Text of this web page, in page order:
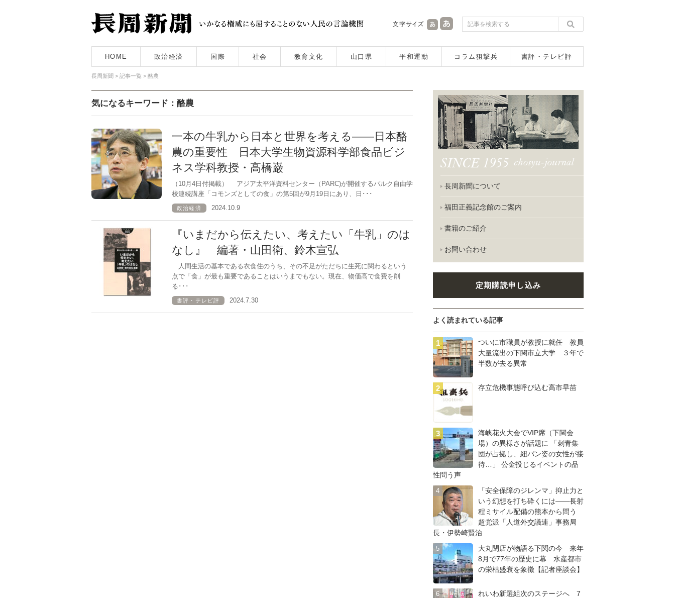
HOME 政治経済 国際 社会 教育文化 山口県 平和運動 コラム狙撃兵 書評・テレビ評
長周新聞 > 記事一覧 > 酪農
気になるキーワード：酪農
一本の牛乳から日本と世界を考える――日本酪
農の重要性 日本大学生物資源科学部食品ビジ
ネス学科教授・高橋巌
（10月4日付掲載） アジア太平洋資料センター（PARC)が開催するパルク自由学
校連続講座「コモンズとしての食」の第5回が9月19日にあり、日･･･
政治経済 2024.10.9
『いまだから伝えたい、考えたい「牛乳」のは
なし』 編著・山田衛、鈴木宣弘
人間生活の基本である衣食住のうち、その不足がただちに生死に関わるという
点で「食」が最も重要であることはいうまでもない。現在、物価高で食費を削
る･･･
書評・テレビ評 2024.7.30
長周新聞について
福田正義記念館のご案内
書籍のご紹介
お問い合わせ
定期購読申し込み
よく読まれている記事
ついに市職員が教授に就任 教員
大量流出の下関市立大学 ３年で
半数が去る異常
存立危機事態呼び込む高市早苗
海峡花火大会でVIP席（下関会
場）の異様さが話題に 「刺青集
団が占拠し、紐パン姿の女性が接
待…」 公金投じるイベントの品
性問う声
「安全保障のジレンマ」抑止力と
いう幻想を打ち砕くには――長射
程ミサイル配備の熊本から問う
超党派「人道外交議連」事務局
長・伊勢崎賢治
大丸閉店が物語る下関の今 来年
8月で77年の歴史に幕 水産都市
の栄枯盛衰を象徴【記者座談会】
れいわ新選組次のステージへ 7